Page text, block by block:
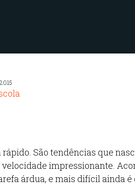
São tendências que
impressionante.
árdua, e mais difícil ainda